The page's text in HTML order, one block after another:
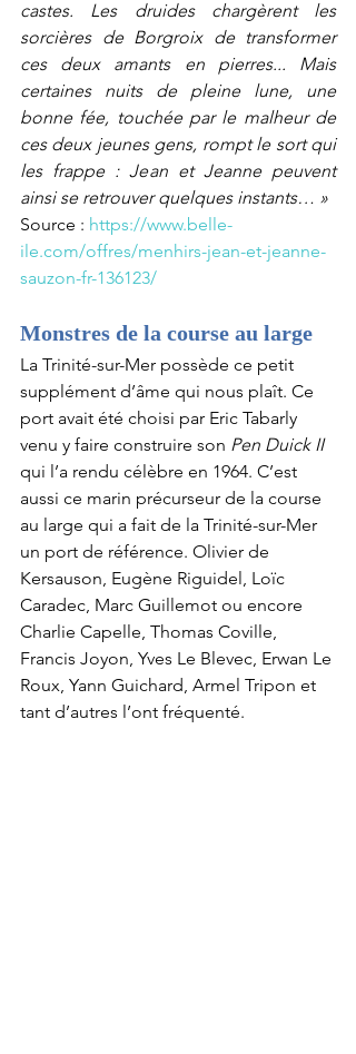
castes. Les druides chargèrent les
sorcières de Borgroix de transformer
ces deux amants en pierres... Mais
certaines nuits de pleine lune, une
bonne fée, touchée par le malheur de
ces deux jeunes gens, rompt le sort qui
les frappe : Jean et Jeanne peuvent
ainsi se retrouver quelques instants… »
Source : https://www.belle-
ile.com/offres/menhirs-jean-et-jeanne-
sauzon-fr-136123/
Monstres de la course au large
La Trinité-sur-Mer possède ce petit
supplément d’âme qui nous plaît. Ce
port avait été choisi par Eric Tabarly
venu y faire construire son Pen Duick II
qui l’a rendu célèbre en 1964. C’est
aussi ce marin précurseur de la course
au large qui a fait de la Trinité-sur-Mer
un port de référence. Olivier de
Kersauson, Eugène Riguidel, Loïc
Caradec, Marc Guillemot ou encore
Charlie Capelle, Thomas Coville,
Francis Joyon, Yves Le Blevec, Erwan Le
Roux, Yann Guichard, Armel Tripon et
tant d’autres l’ont fréquenté.